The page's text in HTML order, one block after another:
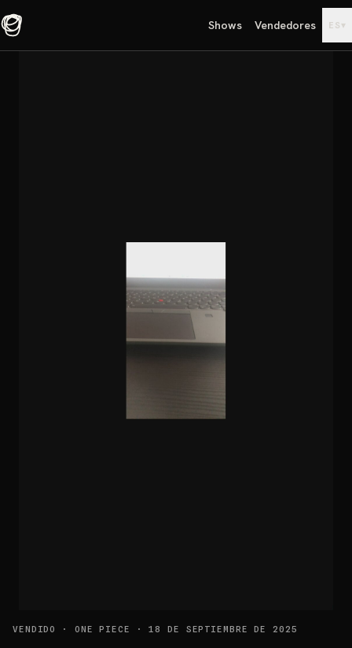
Shows Vendedores ES ▾
VENDIDO · ONE PIECE ·18 DE SEPTIEMBRE DE 2025